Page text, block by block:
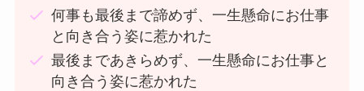
何事も最後まで諦めず、一生懸命にお仕事
と向き合う姿に惹かれた
最後まであきらめず、一生懸命にお仕事と
向き合う姿に惹かれた